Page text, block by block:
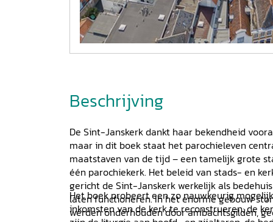
Beschrijving
De Sint-Janskerk dankt haar bekendheid
maar in dit boek staat het parochieleven
maatstaven van de tijd – een tamelijk grote
één parochiekerk. Het beleid van stads- en
gericht de Sint-Janskerk werkelijk als
laten functioneren. In het enorme gebouw
werden onderhouden door ambachtsgilden,
Het boek probeert een zo nauwkeurig
inkomsten van de kerk te reconstrueren; de